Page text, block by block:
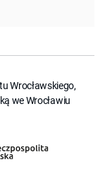
Wrocławskiego,
we Wrocławiu